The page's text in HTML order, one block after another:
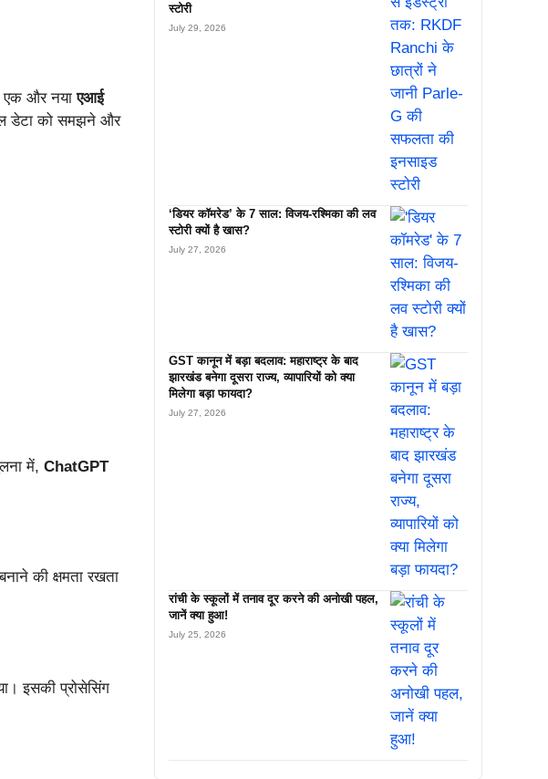
और नयाएआई
डेटा को समझने और
में, ChatGPT
की क्षमता रखता
इसकी प्रोसेसिंग
स्टोरी
July 29, 2026
‘डियर कॉमरेड’ के 7 साल: विजय-रश्मिका की लव
स्टोरी क्यों है खास?
July 27, 2026
GST कानून में बड़ा बदलाव: महाराष्ट्र के बाद
झारखंड बनेगा दूसरा राज्य, व्यापारियों को क्या
मिलेगा बड़ा फायदा?
July 27, 2026
रांची के स्कूलों में तनाव दूर करने की अनोखी पहल,
जानें क्या हुआ!
July 25, 2026